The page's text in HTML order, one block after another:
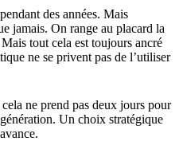
des années. Mais
jamais. On range au placard la
tout cela est toujours ancré
ne se privent pas de l’utiliser
ne prend pas deux jours pour
Un choix stratégique